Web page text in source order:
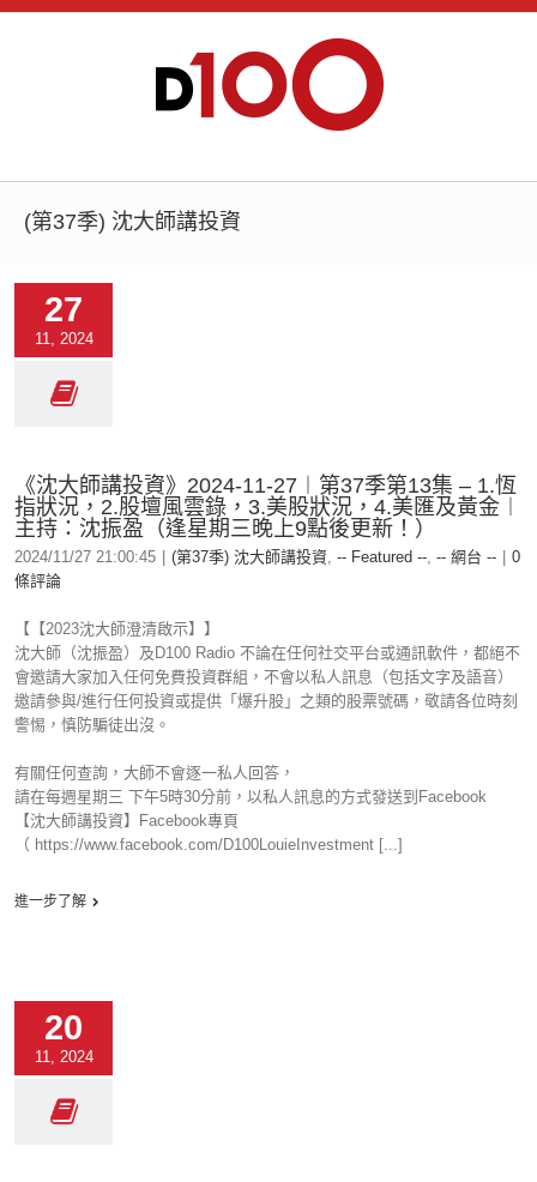
(第37季) 沈大師講投資
27
11, 2024
《沈大師講投資》2024-11-27︱第37季第13集 – 1.恆
指狀況，2.股壇風雲錄，3.美股狀況，4.美匯及黃金︱
主持：沈振盈（逢星期三晚上9點後更新！）
2024/11/27 21:00:45 (第37季) 沈大師講投資, -- Featured --, -- 網台 --
0
條評論
【【2023沈大師澄清啟示】】
沈大師（沈振盈）及D100 Radio 不論在任何社交平台或通訊軟件，都絕不
會邀請大家加入任何免費投資群組，不會以私人訊息（包括文字及語音）
邀請參與/進行任何投資或提供「爆升股」之類的股票號碼，敬請各位時刻
警惕，慎防騙徒出沒。
有關任何查詢，大師不會逐一私人回答，
請在每週星期三 下午5時30分前，以私人訊息的方式發送到Facebook
【沈大師講投資】Facebook專頁
（ https://www.facebook.com/D100LouieInvestment [...]
進一步了解
20
11, 2024